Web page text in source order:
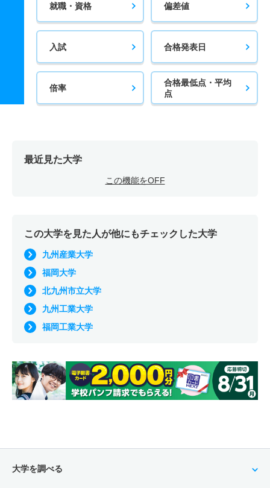
就職・資格 偏差値
入試 合格発表日
倍率
合格最低点・平均
点
最近見た大学
この機能をOFF
この大学を見た人が他にもチェックした大学
九州産業大学
福岡大学
北九州市立大学
九州工業大学
福岡工業大学
大学を調べる